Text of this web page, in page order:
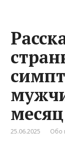
месяц
25.06.2025 Обо